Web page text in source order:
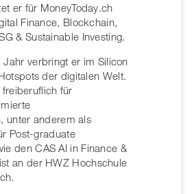
er für MoneyToday.ch
Finance, Blockchain,
& Sustainable Investing.
verbringt er im Silicon
der digitalen Welt.
für
unter anderem als
Post-graduate
den CAS AI in Finance &
an der HWZ Hochschule